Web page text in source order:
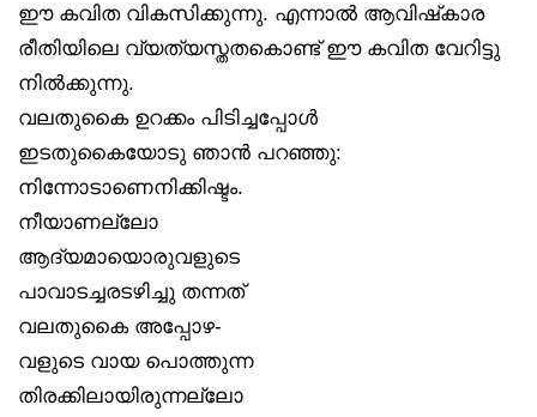
ഈ കവിത വികസിക്കുന്നു. എന്നാൽ ആവിഷ്‌കാര
രീതിയിലെ വ്യത്യസ്തതകൊണ്ട് ഈ കവിത വേറിട്ടു
നിൽക്കുന്നു.
വലതുകൈ ഉറക്കം പിടിച്ചപ്പോൾ
ഇടതുകൈയോടു ഞാൻ പറഞ്ഞു:
നിന്നോടാണെനിക്കിഷ്ടം.
നീയാണല്ലോ
ആദ്യമായൊരുവളുടെ
പാവാടച്ചരടഴിച്ചു തന്നത്
വലതുകൈ അപ്പോഴ-
വളുടെ വായ പൊത്തുന്ന
തിരക്കിലായിരുന്നല്ലോ